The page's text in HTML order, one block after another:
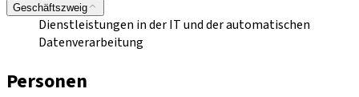
Geschäftszweig
Dienstleistungen in der IT und der automatischen
Datenverarbeitung
Personen